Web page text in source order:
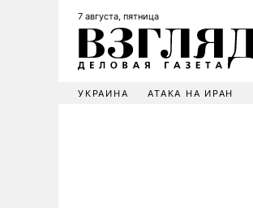
7 августа, пятница
УКРАИНА АТАКА НА ИРАН